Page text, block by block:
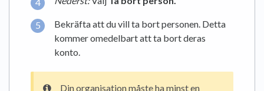
Bekräfta att du vill ta bort personen. Detta
kommer omedelbart att ta bort deras
konto.
Din organisation måste ha minst en